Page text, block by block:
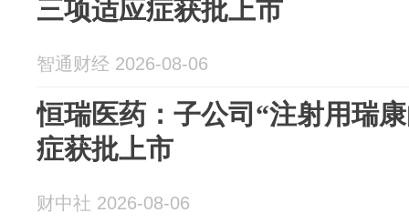
三项适应症获批上市
智通财经 2026-08-06
恒瑞医药：子公司“注射用瑞
症获批上市
财中社 2026-08-06